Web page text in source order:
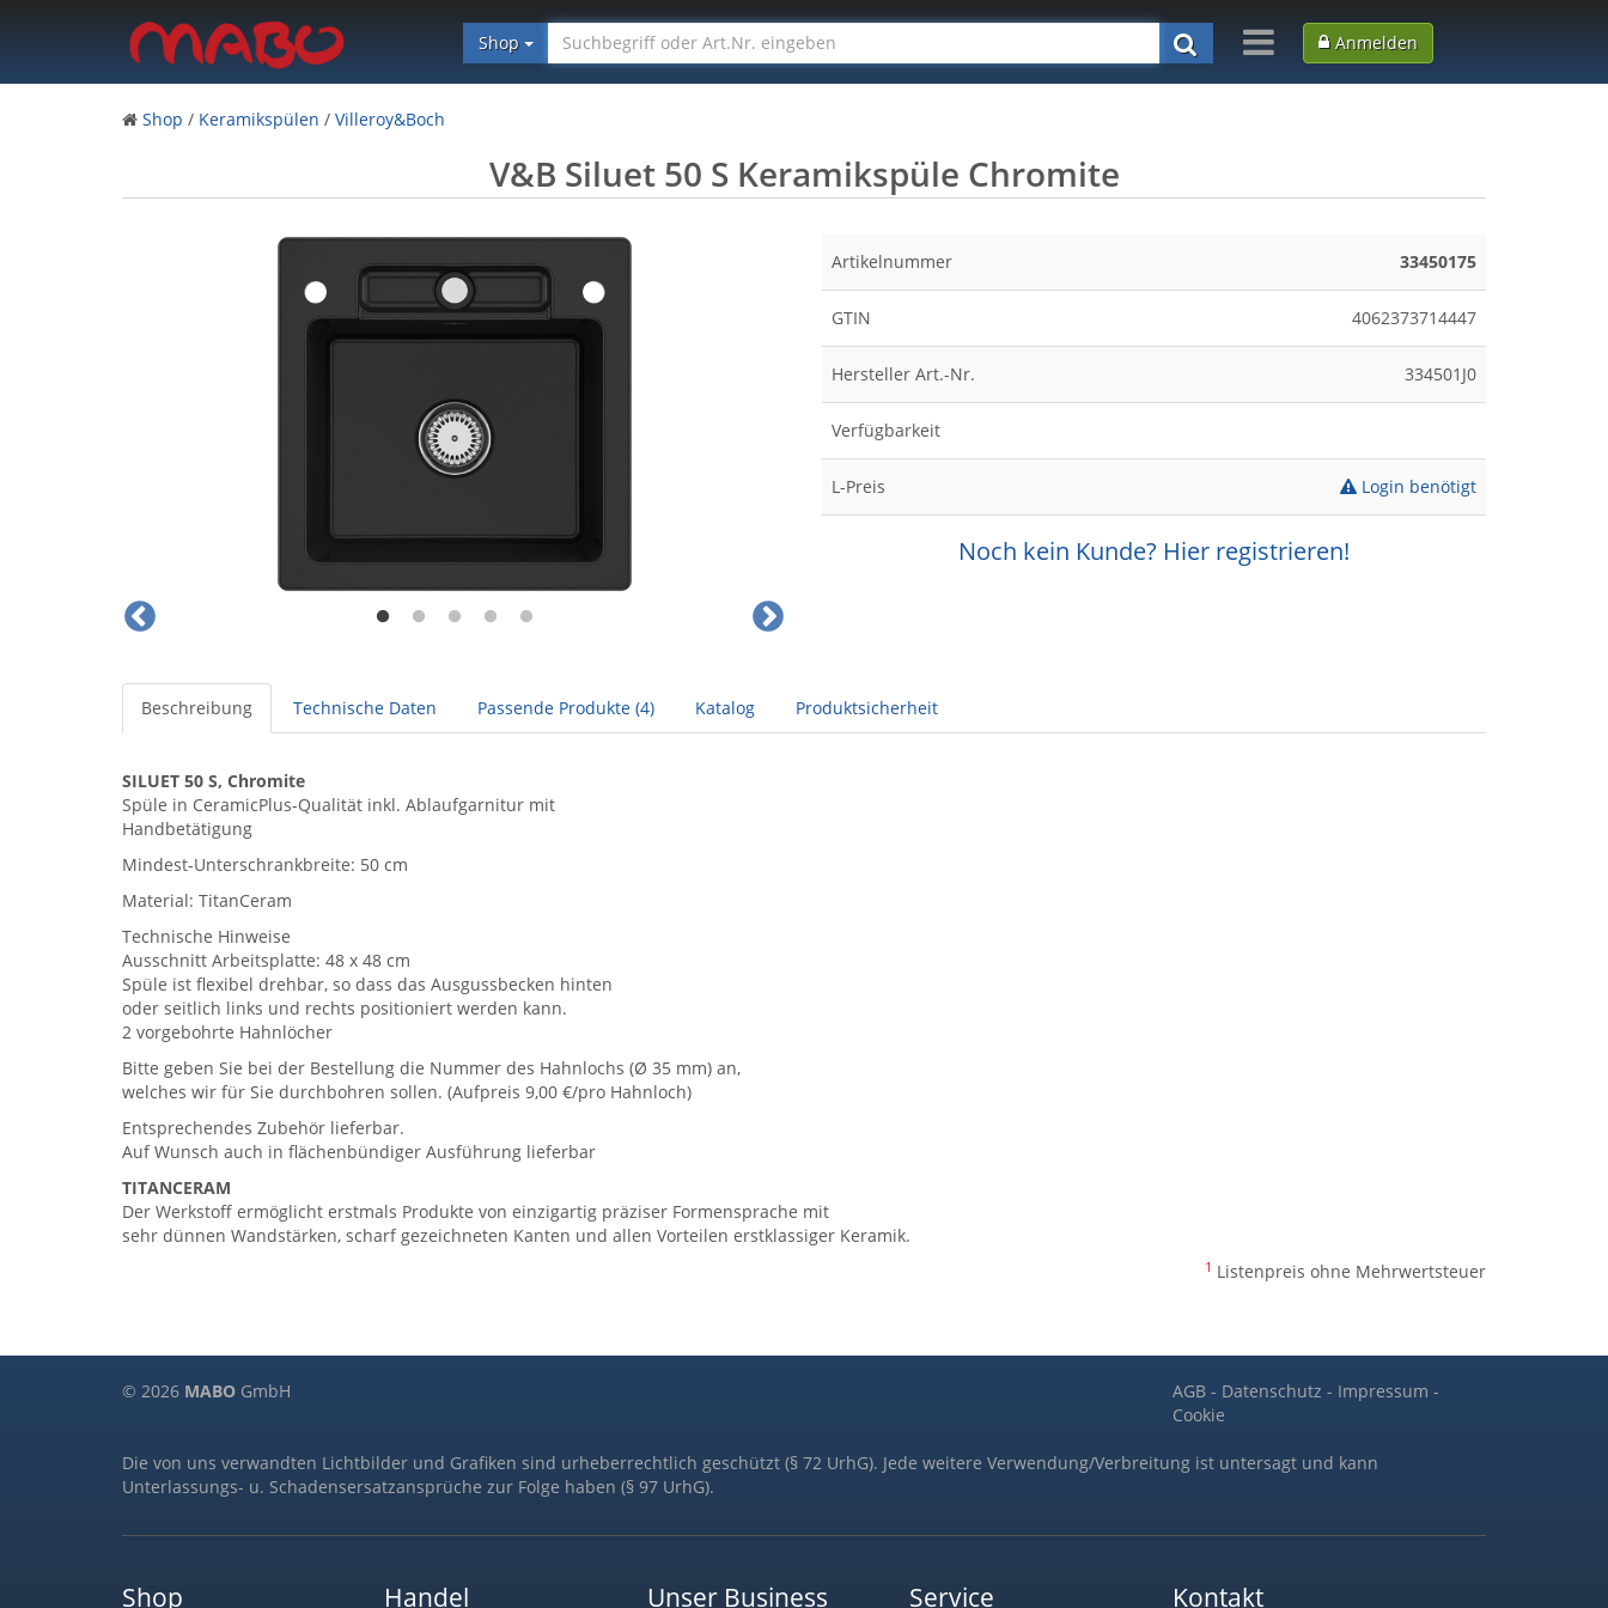
Shop Anmelden
Shop / Keramikspülen / Villeroy&Boch
V&B Siluet 50 S Keramikspüle Chromite
Artikelnummer 33450175
GTIN 4062373714447
Hersteller Art.-Nr. 334501J0
Verfügbarkeit
L-Preis Login benötigt
Noch kein Kunde? Hier registrieren!
Beschreibung Technische Daten Passende Produkte (4) Katalog Produktsicherheit
SILUET 50 S, Chromite
Spüle in CeramicPlus-Qualität inkl. Ablaufgarnitur mit
Handbetätigung
Mindest-Unterschrankbreite: 50 cm
Material: TitanCeram
Technische Hinweise
Ausschnitt Arbeitsplatte: 48 x 48 cm
Spüle ist flexibel drehbar, so dass das Ausgussbecken hinten
oder seitlich links und rechts positioniert werden kann.
2 vorgebohrte Hahnlöcher
Bitte geben Sie bei der Bestellung die Nummer des Hahnlochs (Ø 35 mm) an,
welches wir für Sie durchbohren sollen. (Aufpreis 9,00 €/pro Hahnloch)
Entsprechendes Zubehör lieferbar.
Auf Wunsch auch in flächenbündiger Ausführung lieferbar
TITANCERAM
Der Werkstoff ermöglicht erstmals Produkte von einzigartig präziser Formensprache mit
sehr dünnen Wandstärken, scharf gezeichneten Kanten und allen Vorteilen erstklassiger Keramik.
1 Listenpreis ohne Mehrwertsteuer
© 2026 MABO GmbH AGB- Datenschutz - Impressum -
Cookie
Die von uns verwandten Lichtbilder und Grafiken sind urheberrechtlich geschützt (§ 72 UrhG). Jede weitere Verwendung/Verbreitung ist untersagt und kann
Unterlassungs- u. Schadensersatzansprüche zur Folge haben (§ 97 UrhG).
Shop Handel Unser Business Service Kontakt